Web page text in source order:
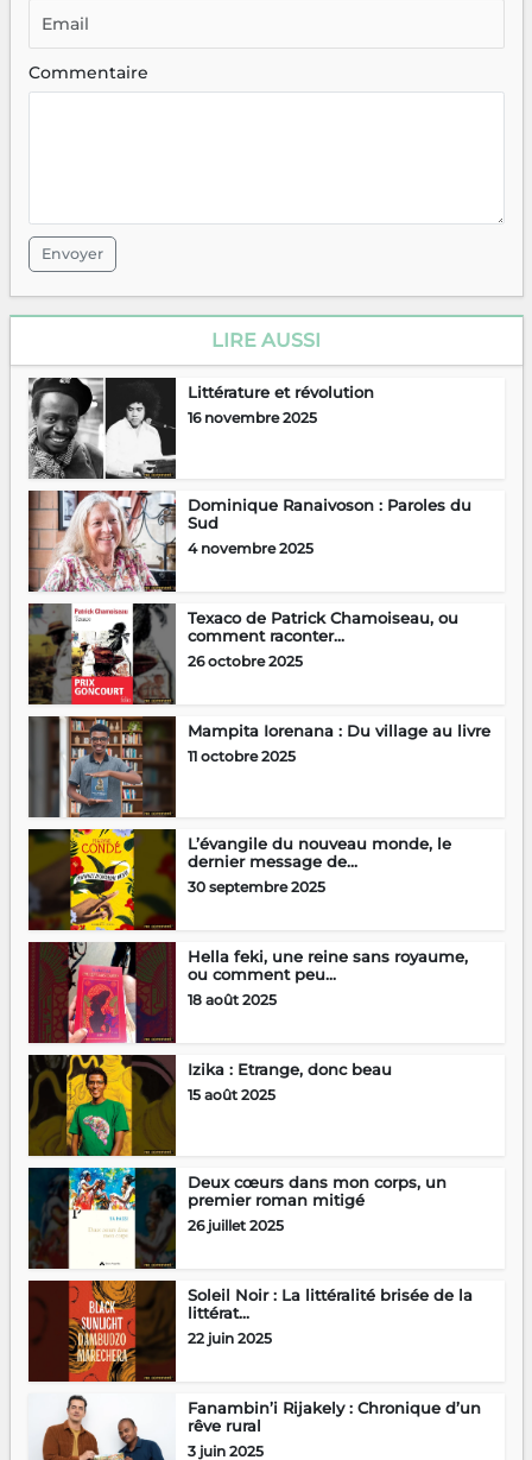
Commentaire
Envoyer
LIRE AUSSI
Littérature et révolution
16 novembre 2025
Dominique Ranaivoson : Paroles du
Sud
4 novembre 2025
Texaco de Patrick Chamoiseau, ou
comment raconter...
26 octobre 2025
Mampita Iorenana : Du village au livre
11 octobre 2025
L’évangile du nouveau monde, le
dernier message de...
30 septembre 2025
Hella feki, une reine sans royaume,
ou comment peu...
18 août 2025
Izika : Etrange, donc beau
15 août 2025
Deux cœurs dans mon corps, un
premier roman mitigé
26 juillet 2025
Soleil Noir : La littéralité brisée de la
littérat...
22 juin 2025
Fanambin’i Rijakely : Chronique d’un
rêve rural
3 juin 2025